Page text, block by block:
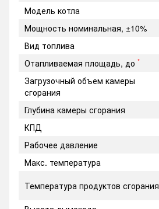
Модель котла
Мощность номинальная, ±10%
Вид топлива
Отапливаемая площадь, до *
Загрузочный объем камеры
сгорания
Глубина камеры сгорания
КПД
Рабочее давление
Макс. температура
Температура продуктов сгорания